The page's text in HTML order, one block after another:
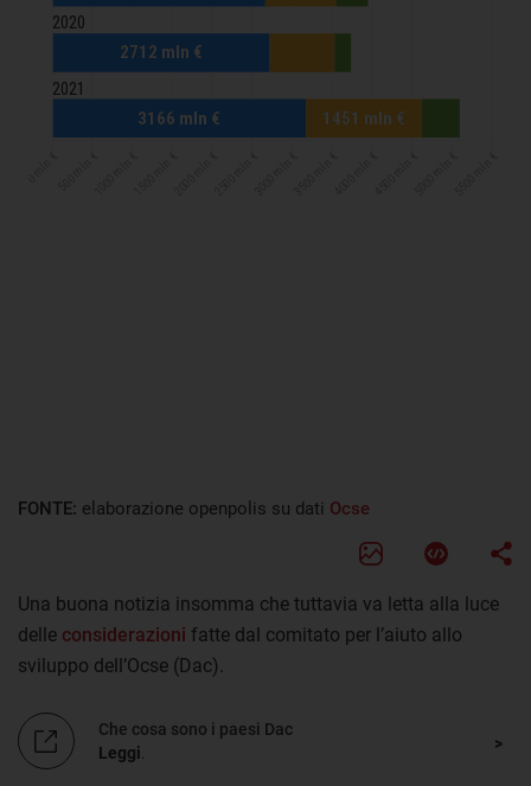
FONTE: elaborazione openpolis su dati Ocse
Una buona notizia insomma che tuttavia va letta alla luce
delle considerazioni fatte dal comitato per l’aiuto allo
sviluppo dell’Ocse (Dac).
Che cosa sono i paesi Dac
Leggi